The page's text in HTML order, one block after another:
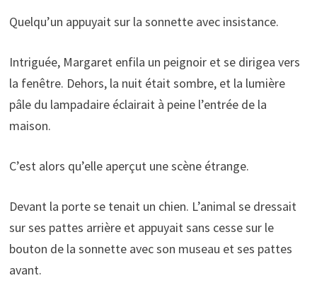
Quelqu’un appuyait sur la sonnette avec insistance.
Intriguée, Margaret enfila un peignoir et se dirigea vers
la fenêtre. Dehors, la nuit était sombre, et la lumière
pâle du lampadaire éclairait à peine l’entrée de la
maison.
C’est alors qu’elle aperçut une scène étrange.
Devant la porte se tenait un chien. L’animal se dressait
sur ses pattes arrière et appuyait sans cesse sur le
bouton de la sonnette avec son museau et ses pattes
avant.